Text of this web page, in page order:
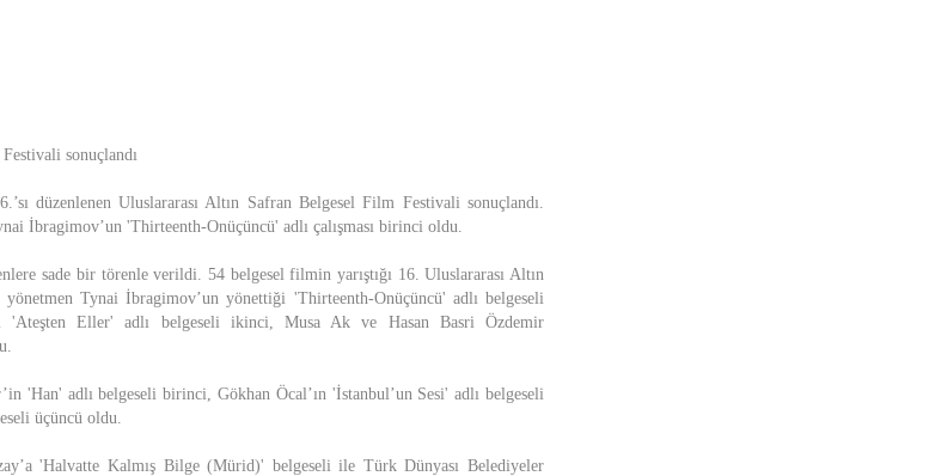
sonuçlandı
düzenlenen Uluslararası Altın Safran Belgesel Film Festivali sonuçlandı.
İbragimov’un 'Thirteenth-Onüçüncü' adlı çalışması birinci oldu.
sade bir törenle verildi. 54 belgesel filmin yarıştığı 16. Uluslararası Altın
Tynai İbragimov’un yönettiği 'Thirteenth-Onüçüncü' adlı belgeseli
'Ateşten Eller' adlı belgeseli ikinci, Musa Ak ve Hasan Basri Özdemir
'Han' adlı belgeseli birinci, Gökhan Öcal’ın 'İstanbul’un Sesi' adlı belgeseli
üçüncü oldu.
'Halvatte Kalmış Bilge (Mürid)' belgeseli ile Türk Dünyası Belediyeler